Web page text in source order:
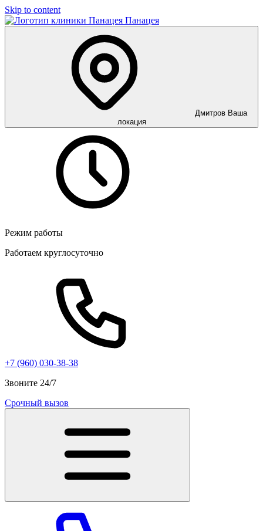
Skip to content
Панацея
Дмитров Ваша
локация
Режим работы
Работаем круглосуточно
+7 (960) 030-38-38
Звоните 24/7
Срочный вызов